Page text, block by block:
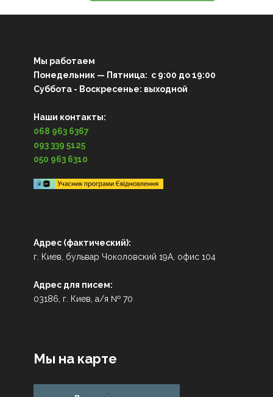
Мы работаем
Понедельник — Пятница: с 9:00 до 19:00
Суббота - Воскресенье: выходной
Наши контакты:
068 963 6367
093 339 5125
050 963 6310
Адрес (фактический):
г. Киев, бульвар Чоколовский 19А, офис 104
Адрес для писем:
03186, г. Киев, а/я № 70
Мы на карте